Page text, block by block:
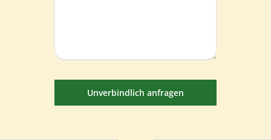
Unverbindlich anfragen